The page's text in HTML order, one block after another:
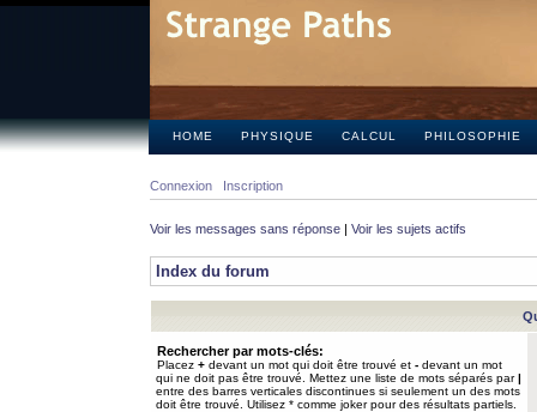
HOME PHYSIQUE CALCUL PHILOSOPHIE
Connexion Inscription
Voir les messages sans réponse | Voir les sujets actifs
Index du forum
Rechercher par mots-clés:
Placez + devant un mot qui doit être trouvé et - devant un mot
qui ne doit pas être trouvé. Mettez une liste de mots séparés par|
entre des barres verticales discontinues si seulement un des mots
doit être trouvé. Utilisez * comme joker pour des résultats partiels.